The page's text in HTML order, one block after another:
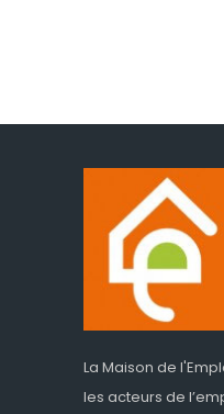
La Maison de
les acteurs de